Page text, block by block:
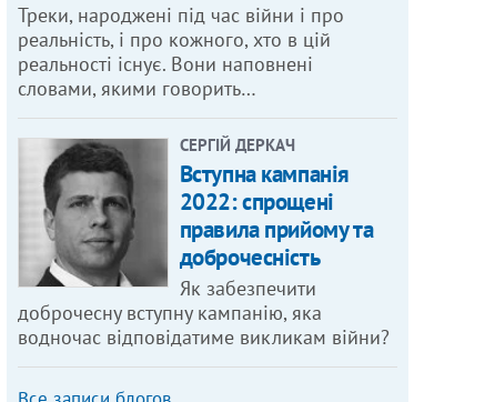
Треки, народжені під час війни і про
реальність, і про кожного, хто в цій
реальності існує. Вони наповнені
словами, якими говорить…
СЕРГІЙ ДЕРКАЧ
Вступна кампанія
2022: спрощені
правила прийому та
доброчесність
Як забезпечити
доброчесну вступну кампанію, яка
водночас відповідатиме викликам війни?